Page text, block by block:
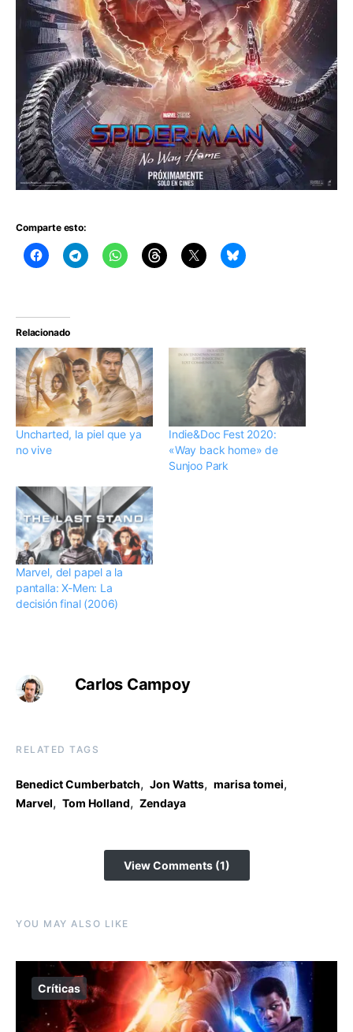
Comparte esto:
Relacionado
Uncharted, la piel que ya
no vive
Indie&Doc Fest 2020:
«Way back home» de
Sunjoo Park
Marvel, del papel a la
pantalla: X-Men: La
decisión final (2006)
Carlos Campoy
RELATED TAGS
Benedict Cumberbatch, Jon Watts, marisa tomei,
Marvel, Tom Holland, Zendaya
View Comments (1)
YOU MAY ALSO LIKE
Críticas